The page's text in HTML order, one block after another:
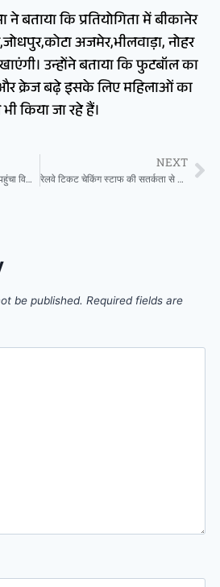
ने बताया कि प्रतियोगिता में बीकानेर
अजमेर,भीलवाड़ा, नोहर
उन्होंने बताया कि फुटबॉल का
क्रेज बढ़े इसके लिए महिलाओं का
किया जा रहे हैं।
नोखा देहात के गजसुखदेसर गांव पहुंचा विकास रथ, सरकार की योजनाओं की दी जानकारी
NEXT
रेलवे टिकट चेकिंग स्टाफ की सतर्कता से फर्जी UTS टिकट उजागर ,AI का दुरुपयोग कर किया धोखाधड़ी का प्रयास
be published. Required fields are